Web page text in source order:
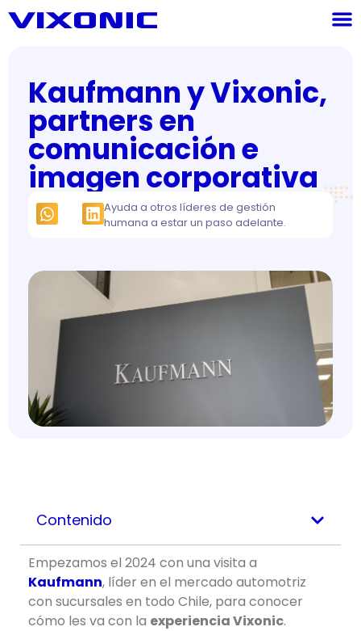
Kaufmann y Vixonic,
partners en
comunicación e
imagen corporativa
Ayuda a otros líderes de gestión
humana a estar un paso adelante.
Contenido
Empezamos el 2024 con una visita a
Kaufmann, líder en el mercado automotriz
con sucursales en todo Chile, para conocer
cómo les va con la experiencia Vixonic.